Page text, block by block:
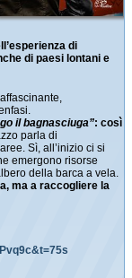
di
di paesi lontani e
il bagnasciuga”: così
parla di
Sì, all’inizio ci si
emergono risorse
della barca a vela.
ma a raccogliere la